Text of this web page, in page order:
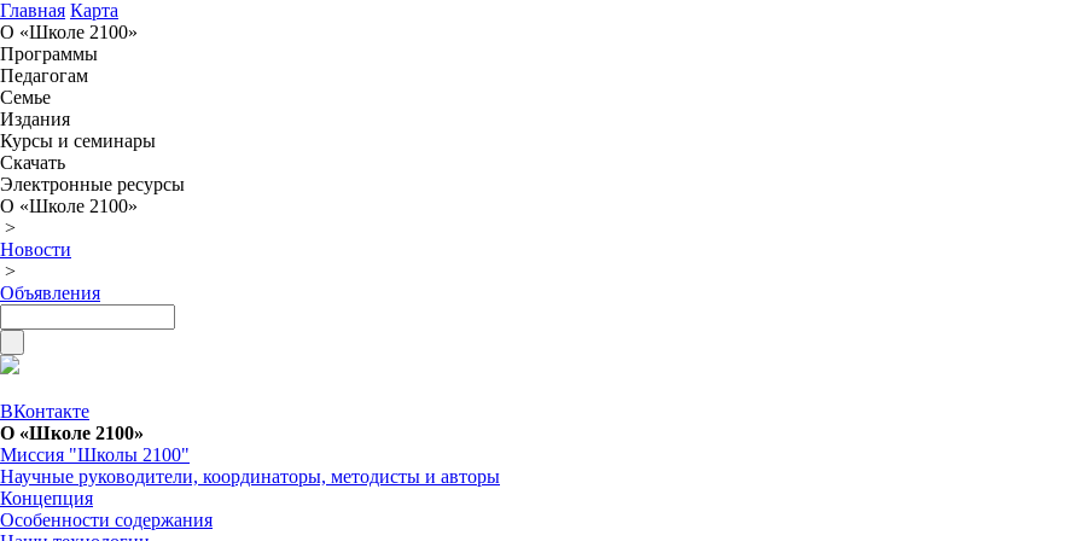
Главная Карта
О «Школе 2100»
Программы
Педагогам
Семье
Издания
Курсы и семинары
Скачать
Электронные ресурсы
О «Школе 2100»
>
Новости
>
Объявления
ВКонтакте
О «Школе 2100»
Миссия "Школы 2100"
Научные руководители, координаторы, методисты и авторы
Концепция
Особенности содержания